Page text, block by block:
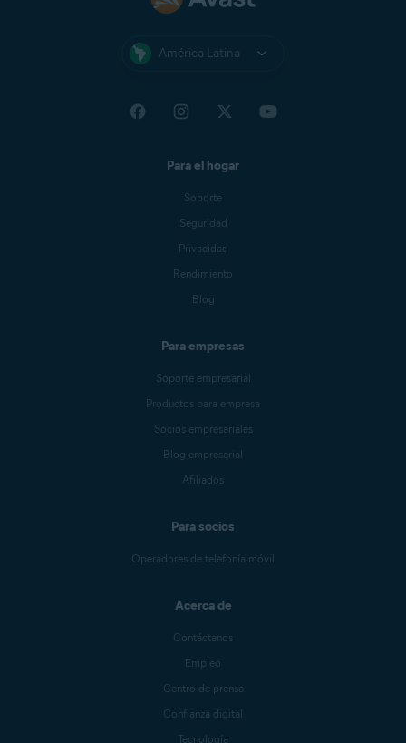
América Latina
Para el hogar
Soporte
Seguridad
Privacidad
Rendimiento
Blog
Para empresas
Soporte empresarial
Productos para empresa
Socios empresariales
Blog empresarial
Afiliados
Para socios
Operadores de telefonía móvil
Acerca de
Contáctanos
Empleo
Centro de prensa
Confianza digital
Tecnología